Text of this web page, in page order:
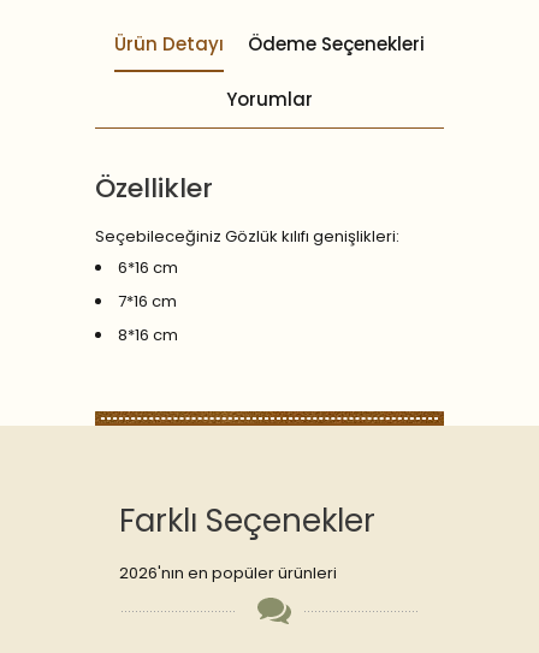
Ürün Detayı Ödeme Seçenekleri
Yorumlar
Özellikler
Seçebileceğiniz Gözlük kılıfı genişlikleri:
6*16 cm
7*16 cm
8*16 cm
Farklı Seçenekler
2026'nın en popüler ürünleri